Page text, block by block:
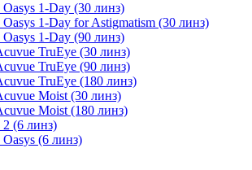
1-Day (30 линз)
1-Day for Astigmatism (30 линз)
1-Day (90 линз)
TruEye (30 линз)
TruEye (90 линз)
TruEye (180 линз)
Moist (30 линз)
Moist (180 линз)
(6 линз)
(6 линз)